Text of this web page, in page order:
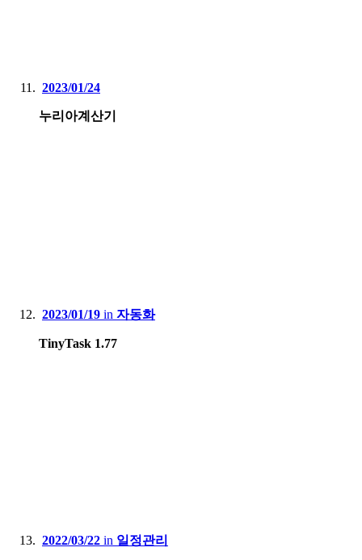
2023/01/24
누리아계산기
2023/01/19 in 자동화
TinyTask 1.77
2022/03/22 in 일정관리